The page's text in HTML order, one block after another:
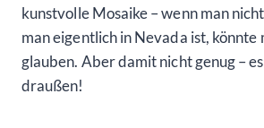
kunstvolle Mosaike – wenn man
man eigentlich in Nevada ist, könnte
glauben. Aber damit nicht genug –
draußen!